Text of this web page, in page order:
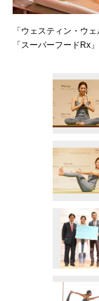
「ウェスティン・ウ
「スーパーフードRx